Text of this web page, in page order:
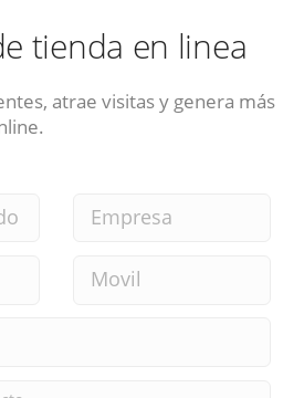
tienda en linea
atrae visitas y genera más